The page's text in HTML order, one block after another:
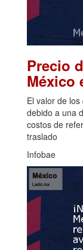
Precio
México
El valor de
debido a una
costos de
traslado
Infobae